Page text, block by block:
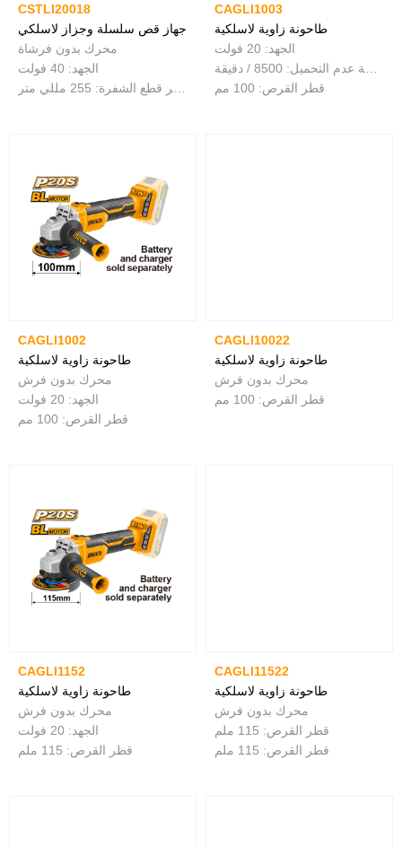
CSTLI20018
جهاز قص سلسلة وجزاز لاسلكي
محرك بدون فرشاة
الجهد: 40 فولت
CAGLI1003
طاحونة زاوية لاسلكية
الجهد: 20 فولت
قطر القرص: 100 مم
CAGLI1002
طاحونة زاوية لاسلكية
محرك بدون فرش
الجهد: 20 فولت
قطر القرص: 100 مم
CAGLI10022
طاحونة زاوية لاسلكية
محرك بدون فرش
قطر القرص: 100 مم
CAGLI1152
طاحونة زاوية لاسلكية
محرك بدون فرش
الجهد: 20 فولت
قطر القرص: 115 ملم
CAGLI11522
طاحونة زاوية لاسلكية
محرك بدون فرش
قطر القرص: 115 ملم
قطر القرص: 115 ملم